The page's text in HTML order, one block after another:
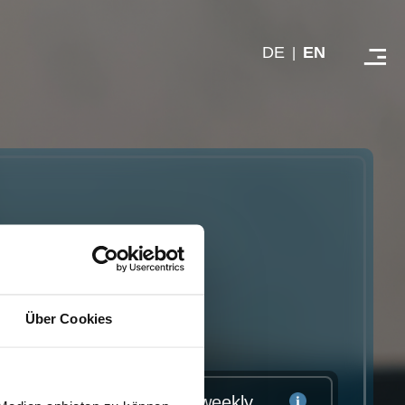
Über Cookies
DE EN